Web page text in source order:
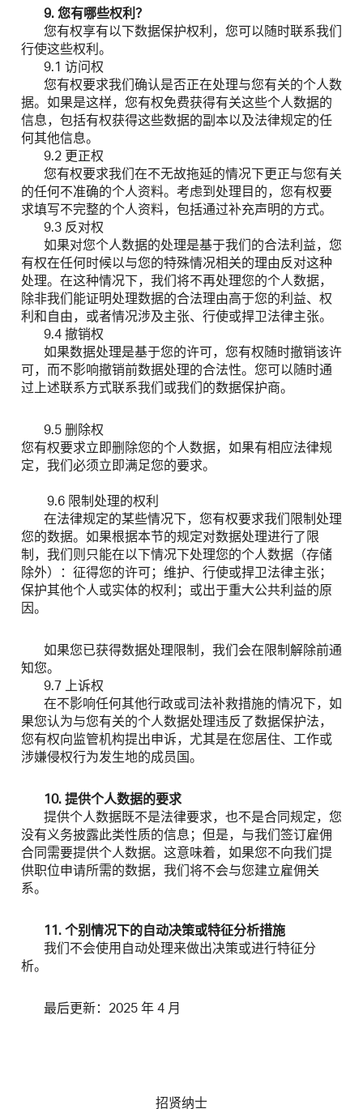
9. 您有哪些权利？
您有权享有以下数据保护权利，您可以随时联系我们
行使这些权利。
9.1 访问权
您有权要求我们确认是否正在处理与您有关的个人数
据。如果是这样，您有权免费获得有关这些个人数据的
信息，包括有权获得这些数据的副本以及法律规定的任
何其他信息。
9.2 更正权
您有权要求我们在不无故拖延的情况下更正与您有关
的任何不准确的个人资料。考虑到处理目的，您有权要
求填写不完整的个人资料，包括通过补充声明的方式。
9.3 反对权
如果对您个人数据的处理是基于我们的合法利益，您
有权在任何时候以与您的特殊情况相关的理由反对这种
处理。在这种情况下，我们将不再处理您的个人数据，
除非我们能证明处理数据的合法理由高于您的利益、权
利和自由，或者情况涉及主张、行使或捍卫法律主张。
9.4 撤销权
如果数据处理是基于您的许可，您有权随时撤销该许
可，而不影响撤销前数据处理的合法性。您可以随时通
过上述联系方式联系我们或我们的数据保护商。
9.5 删除权
您有权要求立即删除您的个人数据，如果有相应法律规
定，我们必须立即满足您的要求。
9.6 限制处理的权利
在法律规定的某些情况下，您有权要求我们限制处理
您的数据。如果根据本节的规定对数据处理进行了限
制，我们则只能在以下情况下处理您的个人数据（存储
除外）：征得您的许可；维护、行使或捍卫法律主张；
保护其他个人或实体的权利；或出于重大公共利益的原
因。
如果您已获得数据处理限制，我们会在限制解除前通
知您。
9.7 上诉权
在不影响任何其他行政或司法补救措施的情况下，如
果您认为与您有关的个人数据处理违反了数据保护法，
您有权向监管机构提出申诉，尤其是在您居住、工作或
涉嫌侵权行为发生地的成员国。
10. 提供个人数据的要求
提供个人数据既不是法律要求，也不是合同规定，您
没有义务披露此类性质的信息；但是，与我们签订雇佣
合同需要提供个人数据。这意味着，如果您不向我们提
供职位申请所需的数据，我们将不会与您建立雇佣关
系。
11. 个别情况下的自动决策或特征分析措施
我们不会使用自动处理来做出决策或进行特征分
析。
最后更新：2025 年 4 月